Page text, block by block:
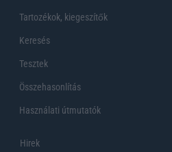
Tartozékok, kiegeszítők
Keresés
Tesztek
Összehasonlítás
Használati útmutatók
Hirek